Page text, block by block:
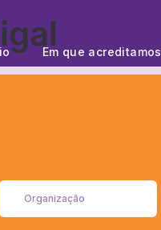
Em que acreditamos